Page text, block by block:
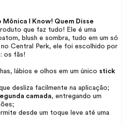
Mônica I Know! Quem Disse
que faz tudo! Ele é uma
blush e sombra, tudo em um só
Central Perk, ele foi escolhido por
os fãs!
lábios e olhos em um único stick
desliza facilmente na aplicação;
camada, entregando um
desde um toque leve até uma